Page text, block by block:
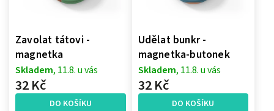
Zavolat tátovi -
magnetka
Skladem, 11.8. u vás
32 Kč
DO KOŠÍKU
Udělat bunkr -
magnetka-butonek
Skladem, 11.8. u vás
32 Kč
DO KOŠÍKU